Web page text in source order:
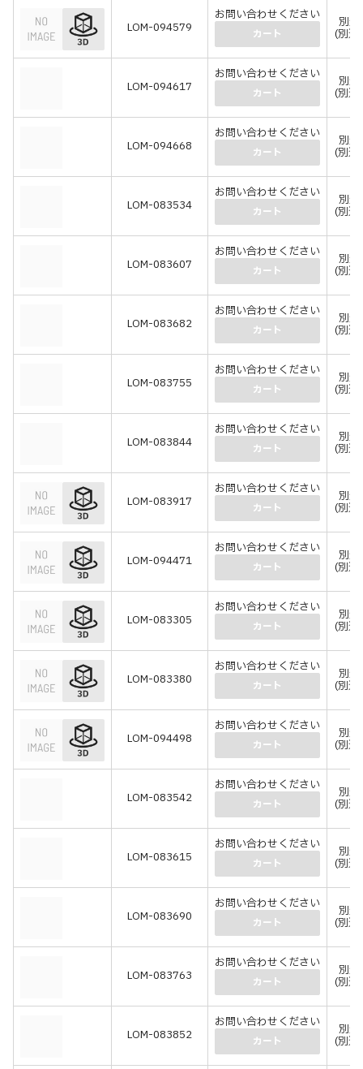
LOM-094579
お問い合わせください
カート
別途
(別途
LOM-094617
お問い合わせください
カート
別途
(別途
LOM-094668
お問い合わせください
カート
別途
(別途
LOM-083534
お問い合わせください
カート
別途
(別途
LOM-083607
お問い合わせください
カート
別途
(別途
LOM-083682
お問い合わせください
カート
別途
(別途
LOM-083755
お問い合わせください
カート
別途
(別途
LOM-083844
お問い合わせください
カート
別途
(別途
LOM-083917
お問い合わせください
カート
別途
(別途
LOM-094471
お問い合わせください
カート
別途
(別途
LOM-083305
お問い合わせください
カート
別途
(別途
LOM-083380
お問い合わせください
カート
別途
(別途
LOM-094498
お問い合わせください
カート
別途
(別途
LOM-083542
お問い合わせください
カート
別途
(別途
LOM-083615
お問い合わせください
カート
別途
(別途
LOM-083690
お問い合わせください
カート
別途
(別途
LOM-083763
お問い合わせください
カート
別途
(別途
LOM-083852
お問い合わせください
カート
別途
(別途